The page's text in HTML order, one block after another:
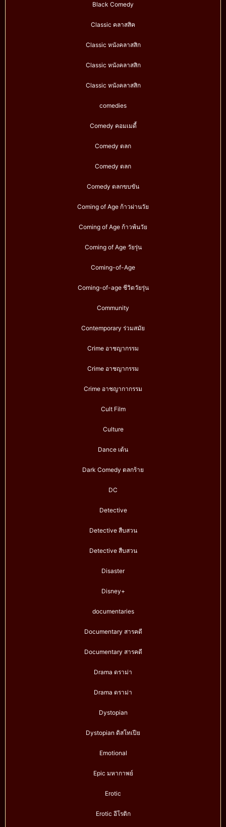
Black Comedy
Classic คลาสสิค
Classic หนังคลาสสิก
Classic หนังคลาสสิก
Classic หนังคลาสสิก
comedies
Comedy คอมเมดี้
Comedy ตลก
Comedy ตลก
Comedy ตลกขบขัน
Coming of Age ก้าวผ่านวัย
Coming of Age ก้าวพ้นวัย
Coming of Age วัยรุ่น
Coming-of-Age
Coming-of-age ชีวิตวัยรุ่น
Community
Contemporary ร่วมสมัย
Crime อาชญากรรม
Crime อาชญากรรม
Crime อาชญากากรรม
Cult Film
Culture
Dance เต้น
Dark Comedy ตลกร้าย
DC
Detective
Detective สืบสวน
Detective สืบสวน
Disaster
Disney+
documentaries
Documentary สารคดี
Documentary สารคดี
Drama ดราม่า
Drama ดราม่า
Dystopian
Dystopian ดิสโทเปีย
Emotional
Epic มหากาพย์
Erotic
Erotic อีโรติก